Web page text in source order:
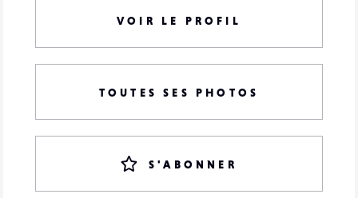
VOIR LE PROFIL
TOUTES SES PHOTOS
S'ABONNER